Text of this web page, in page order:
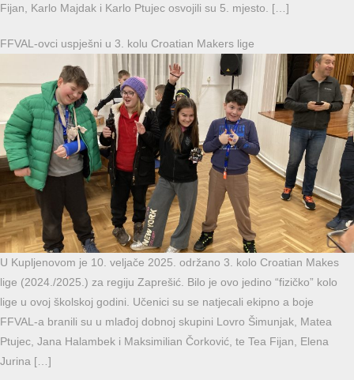
Fijan, Karlo Majdak i Karlo Ptujec osvojili su 5. mjesto. […]
FFVAL-ovci uspješni u 3. kolu Croatian Makers lige
U Kupljenovom je 10. veljače 2025. održano 3. kolo Croatian Makes
lige (2024./2025.) za regiju Zaprešić. Bilo je ovo jedino “fizičko” kolo
lige u ovoj školskoj godini. Učenici su se natjecali ekipno a boje
FFVAL-a branili su u mlađoj dobnoj skupini Lovro Šimunjak, Matea
Ptujec, Jana Halambek i Maksimilian Čorković, te Tea Fijan, Elena
Jurina […]